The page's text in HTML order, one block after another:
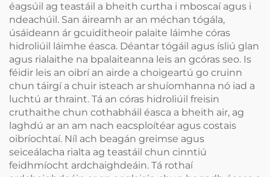
éagsúil ag teastáil a bheith curtha i mboscaí agus i
ndeachúil. San áireamh ar an méchan tógála,
úsáideann ár gcuiditheoir palaite láimhe córas
hidroliúil láimhe éasca. Déantar tógáil agus ísliú glan
agus rialaithe na bpalaiteanna leis an gcóras seo. Is
féidir leis an oibrí an airde a choigeartú go cruinn
chun táirgí a chuir isteach ar shuíomhanna nó iad a
luchtú ar thraint. Tá an córas hidroliúil freisin
cruthaithe chun cothabháil éasca a bheith air, ag
laghdú ar an am nach eacsploítéar agus costais
oibríochtaí. Níl ach beagán greimse agus
seiceálacha rialta ag teastáil chun cinntiú
feidhmíocht ardchaighdeáin. Tá rothaí